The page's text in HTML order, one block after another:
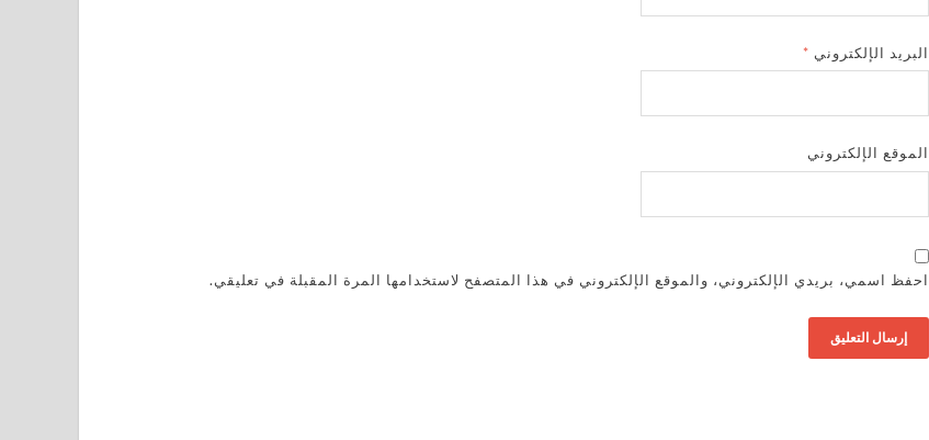
البريد الإلكتروني *
الموقع الإلكتروني
احفظ اسمي، بريدي الإلكتروني، والموقع الإلكتروني في هذا المتصفح لاستخدامها المرة المقبلة في تعليقي.